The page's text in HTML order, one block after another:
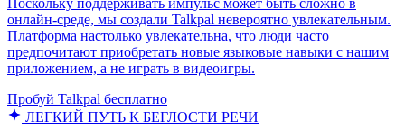
онлайн-среде, мы создали Talkpal невероятно увлекательным.
Платформа настолько увлекательна, что люди часто
предпочитают приобретать новые языковые навыки с нашим
приложением, а не играть в видеоигры.
Пробуй Talkpal бесплатно
ЛЕГКИЙ ПУТЬ К БЕГЛОСТИ РЕЧИ